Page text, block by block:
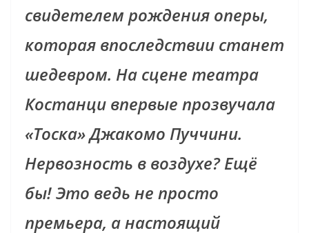
свидетелем рождения оперы,
которая впоследствии станет
шедевром. На сцене театра
Костанци впервые прозвучала
«Тоска» Джакомо Пуччини.
Нервозность в воздухе? Ещё
бы! Это ведь не просто
премьера, а настоящий